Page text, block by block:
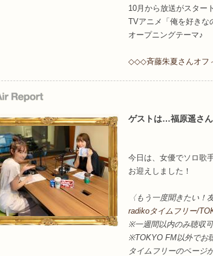
10月から放送がスター
TVアニメ「俺を好きな
オープニングテーマ♪
◇◇◇斉藤朱夏さんオ
ゲストは…福原遥さん
今日は、女優でソロ歌
お迎えしました！
〈もう一度聞きたい！
radikoタイムフリー/
※一週間以内のみ聴収可
※TOKYO FM以外でお
タイムフリーのページ